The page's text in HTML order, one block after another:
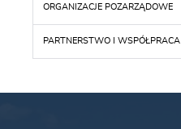
ORGANIZACJE POZARZĄDOWE
PARTNERSTWO I WSPÓŁPRACA